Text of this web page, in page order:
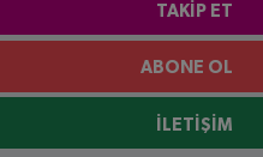
TAKIP ET
ABONE OL
İLETIŞIM